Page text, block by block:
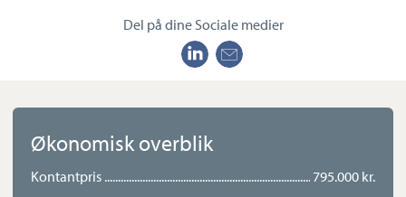
Del på dine Sociale medier
Økonomisk overblik
Kontantpris
795.000 kr.